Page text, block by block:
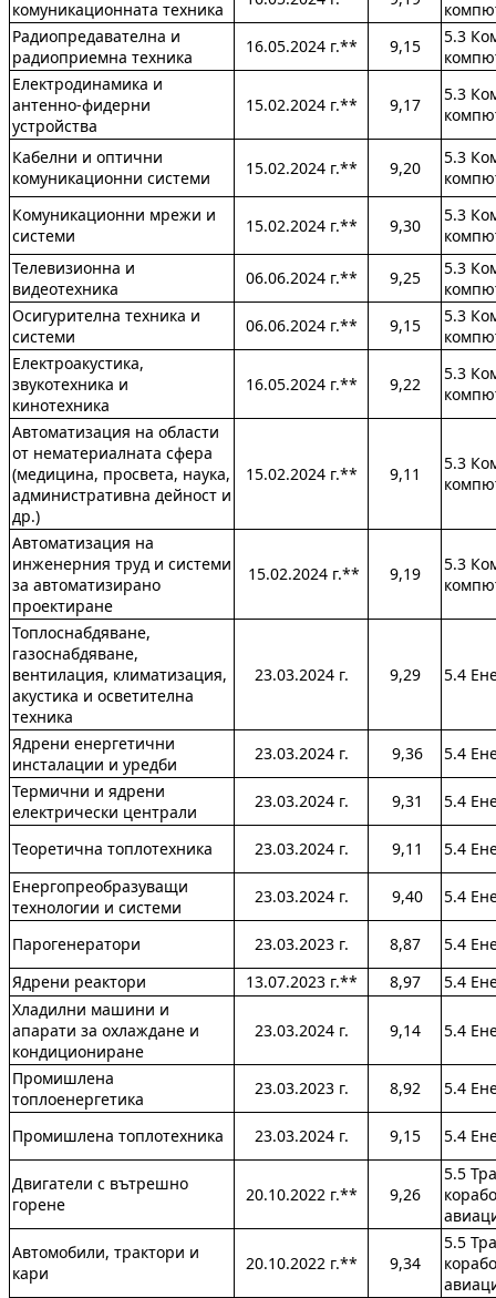
комуникационната техника
Радиопредавателна и
радиоприемна техника
16.05.2024 г.** 9,15
5.3
Електродинамика и
антенно-фидерни
устройства
15.02.2024 г.** 9,17
5.3
Кабелни и оптични
комуникационни системи
15.02.2024 г.** 9,20
5.3
Комуникационни мрежи и
системи
15.02.2024 г.** 9,30
5.3
Телевизионна и
видеотехника
06.06.2024 г.** 9,25
5.3
Осигурителна техника и
системи
06.06.2024 г.** 9,15
5.3
Електроакустика,
звукотехника и
кинотехника
16.05.2024 г.** 9,22
5.3
Автоматизация на области
от нематериалната сфера
(медицина, просвета, наука,
административна дейност и
др.)
15.02.2024 г.** 9,11
5.3
Автоматизация на
инженерния труд и системи
за автоматизирано
проектиране
15.02.2024 г.** 9,19
5.3
Топлоснабдяване,
газоснабдяване,
вентилация, климатизация,
акустика и осветителна
техника
23.03.2024 г. 9,29 5.4
Ядрени енергетични
инсталации и уредби
23.03.2024 г. 9,36
5.4
Термични и ядрени
електрически централи
23.03.2024 г. 9,31 5.4
Теоретична топлотехника 23.03.2024 г. 9,11
5.4
Енергопреобразуващи
технологии и системи
23.03.2024 г. 9,40 5.4
Парогенератори 23.03.2023 г. 8,87
5.4
Ядрени реактори
13.07.2023 г.** 8,97
5.4
Хладилни машини и
апарати за охлаждане и
кондициониране
23.03.2024 г. 9,14 5.4
Промишлена
топлоенергетика
23.03.2023 г. 8,92 5.4
Промишлена топлотехника 23.03.2024 г. 9,15 5.4
Двигатели с вътрешно
горене
20.10.2022 г.** 9,26
5.5
Автомобили, трактори и
кари
20.10.2022 г.** 9,34
5.5